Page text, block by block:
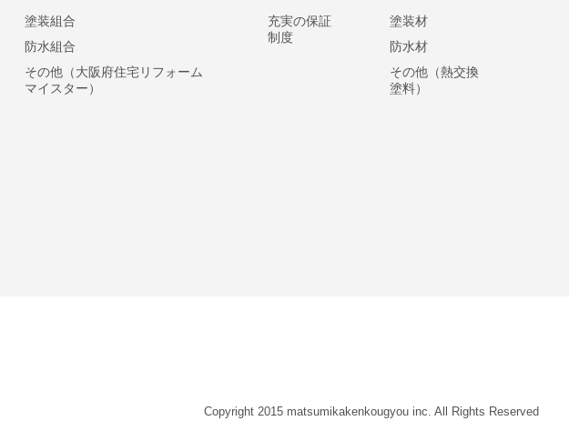
塗装組合
防水組合
その他（大阪府住宅リフォーム
マイスター）
充実の保証
制度
塗装材
防水材
その他（熱交換
塗料）
Copyright 2015 matsumikakenkougyou inc. All Rights Reserved